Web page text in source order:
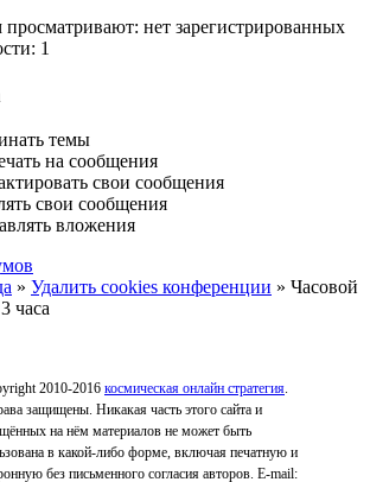
нет зарегистрированных
1
темы
на сообщения
свои сообщения
свои сообщения
вложения
» Удалить cookies конференции » Часовой
часа
2010-2016 космическая онлайн стратегия.
защищены. Никакая часть этого сайта и
на нём материалов не может быть
в какой-либо форме, включая печатную и
без письменного согласия авторов. E-mail: